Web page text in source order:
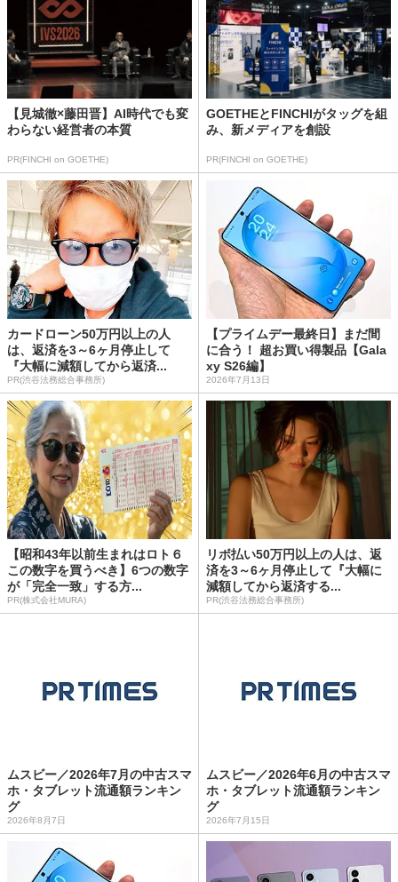
【見城徹×藤田晋】AI時代でも変
わらない経営者の本質
PR(FINCHI on GOETHE)
GOETHEとFINCHIがタッグを組
み、新メディアを創設
PR(FINCHI on GOETHE)
カードローン50万円以上の人
は、返済を3～6ヶ月停止して
『大幅に減額してから返済...
PR(渋谷法務総合事務所)
【プライムデー最終日】まだ間
に合う！ 超お買い得製品【Gala
xy S26編】
2026年7月13日
【昭和43年以前生まれはロト６
この数字を買うべき】6つの数字
が「完全一致」する方...
PR(株式会社MURA)
リボ払い50万円以上の人は、返
済を3～6ヶ月停止して『大幅に
減額してから返済する...
PR(渋谷法務総合事務所)
ムスビー／2026年7月の中古スマ
ホ・タブレット流通額ランキン
グ
2026年8月7日
ムスビー／2026年6月の中古スマ
ホ・タブレット流通額ランキン
グ
2026年7月15日